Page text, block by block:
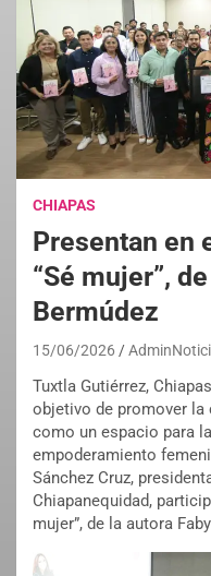
CHIAPAS
Presentan en
“Sé mujer”,
Bermúdez
15/06/2026
Tuxtla Gutiérrez,
objetivo de promover la
como un espacio para
empoderamiento
Sánchez Cruz,
Chiapanequidad,
mujer”, de la autora